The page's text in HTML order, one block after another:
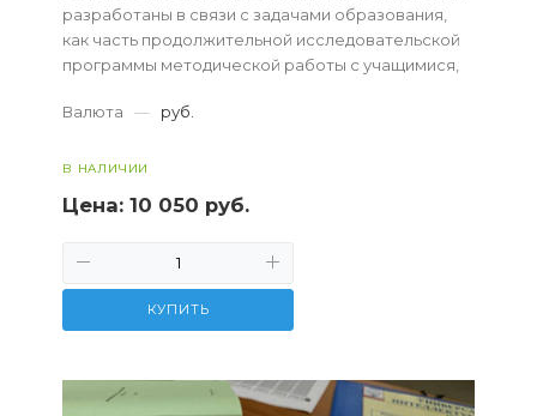
разработаны в связи с задачами образования,
как часть продолжительной исследовательской
программы методической работы с учащимися,
Валюта
— руб.
В НАЛИЧИИ
Цена: 10 050 руб.
КУПИТЬ